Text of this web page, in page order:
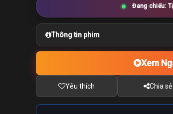
Đang chiếu:
Thông tin phim
Xem
Yêu thích Chia sẻ